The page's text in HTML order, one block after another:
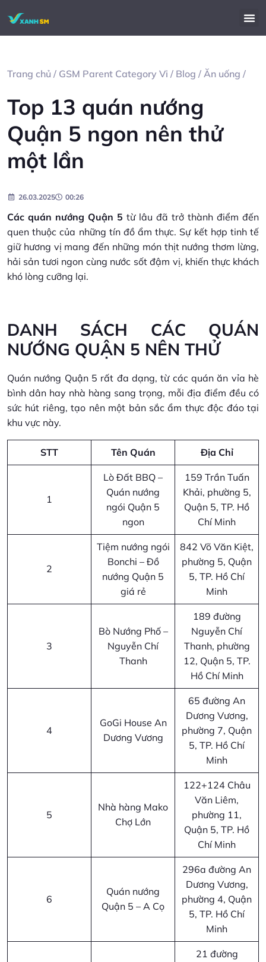
Trang chủ / GSM Parent Category Vi / Blog / Ăn uống /
Top 13 quán nướng
Quận 5 ngon nên thử
một lần
26.03.2025 00:26
Các quán nướng Quận 5 từ lâu đã trở thành điểm đến
quen thuộc của những tín đồ ẩm thực. Sự kết hợp tinh tế
giữ hương vị mang đến những món thịt nướng thơm lừng,
hải sản tươi ngon cùng nước sốt đậm vị, khiến thực khách
khó lòng cưỡng lại.
DANH SÁCH CÁC QUÁN
NƯỚNG QUẬN 5 NÊN THỬ
Quán nướng Quận 5 rất đa dạng, từ các quán ăn vỉa hè
bình dân hay nhà hàng sang trọng, mỗi địa điểm đều có
sức hút riêng, tạo nên một bản sắc ẩm thực độc đáo tại
khu vực này.
STT Tên Quán Địa Chỉ
1
Lò Đất BBQ –
Quán nướng
ngói Quận 5
ngon
159 Trần Tuấn
Khải, phường 5,
Quận 5, TP. Hồ
Chí Minh
2
Tiệm nướng ngói
Bonchi – Đồ
nướng Quận 5
giá rẻ
842 Võ Văn Kiệt,
phường 5, Quận
5, TP. Hồ Chí
Minh
3
Bò Nướng Phố –
Nguyễn Chí
Thanh
189 đường
Nguyễn Chí
Thanh, phường
12, Quận 5, TP.
Hồ Chí Minh
4
GoGi House An
Dương Vương
65 đường An
Dương Vương,
phường 7, Quận
5, TP. Hồ Chí
Minh
5
Nhà hàng Mako
Chợ Lớn
122+124 Châu
Văn Liêm,
phường 11,
Quận 5, TP. Hồ
Chí Minh
6
Quán nướng
Quận 5 – A Cọ
296a đường An
Dương Vương,
phường 4, Quận
5, TP. Hồ Chí
Minh
21 đường